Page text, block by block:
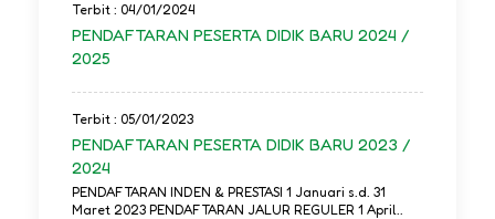
Terbit : 04/01/2024
PENDAFTARAN PESERTA DIDIK BARU 2024 /
2025
Terbit : 05/01/2023
PENDAFTARAN PESERTA DIDIK BARU 2023 /
2024
PENDAFTARAN INDEN & PRESTASI 1 Januari s.d. 31
Maret 2023 PENDAFTARAN JALUR REGULER 1 April..